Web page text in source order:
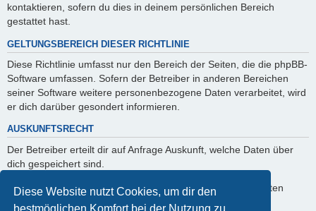
Diese Website nutzt Cookies, um dir den
bestmöglichen Komfort bei der Nutzung zu
kontaktieren, sofern du dies in deinem persönlichen Bereich
gestattet hast.
GELTUNGSBEREICH DIESER RICHTLINIE
Diese Richtlinie umfasst nur den Bereich der Seiten, die die phpBB-
Software umfassen. Sofern der Betreiber in anderen Bereichen
seiner Software weitere personenbezogene Daten verarbeitet, wird
er dich darüber gesondert informieren.
AUSKUNFTSRECHT
Der Betreiber erteilt dir auf Anfrage Auskunft, welche Daten über
dich gespeichert sind.
Du kannst jederzeit die Löschung bzw. Sperrung deiner Daten
verlangen. Kontaktiere hierzu bitte den Betreiber.